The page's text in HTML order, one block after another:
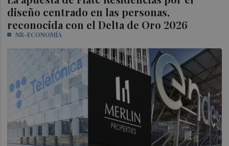
diseño centrado en las personas,
reconocida con el Delta de Oro 2026
NR-ECONOMÍA